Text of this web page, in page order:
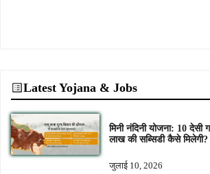
Latest Yojana & Jobs
मिनी नंदिनी योजना: 10 देसी
लाख की सब्सिडी कैसे मिलेगी?
जुलाई 10, 2026